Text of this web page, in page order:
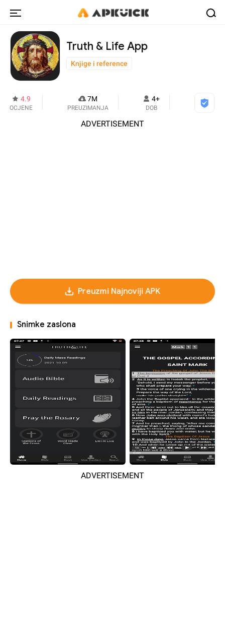
Truth & Life App
Knjige i reference
4.9
OCJENE
7M
PREUZIMANJA
4+
DOB
ADVERTISEMENT
Preuzmi Najnoviji APK
Snimke zaslona
ADVERTISEMENT